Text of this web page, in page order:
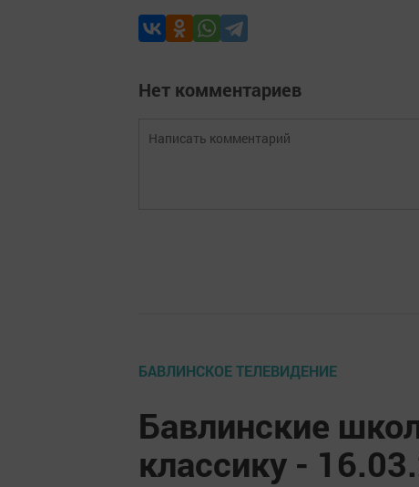
Нет комментариев
БАВЛИНСКОЕ ТЕЛЕВИДЕНИЕ
Бавлинские
классику -